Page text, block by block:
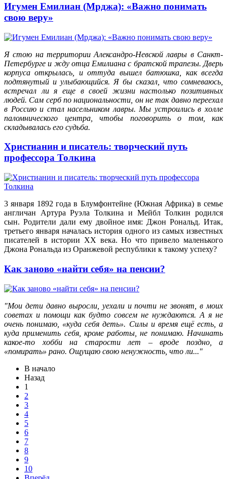
Игумен Емилиан (Мрджа): «Важно понимать
свою веру»
Я стою на территории Александро-Невской лавры в Санкт-
Петербурге и жду отца Емилиана с братской трапезы. Дверь
корпуса открылась, и оттуда вышел батюшка, как всегда
подтянутый и улыбающийся. Я бы сказал, что сомневаюсь,
встречал ли я еще в своей жизни настолько позитивных
людей. Сам серб по национальности, он не так давно переехал
в Россию и стал насельником лавры. Мы устроились в холле
паломнического центра, чтобы поговорить о том, как
складывалась его судьба.
Христианин и писатель: творческий путь
профессора Толкина
3 января 1892 года в Блумфонтейне (Южная Африка) в семье
англичан Артура Руэла Толкина и Мейбл Толкин родился
сын. Родители дали ему двойное имя: Джон Рональд. Итак,
третьего января началась история одного из самых известных
писателей в истории XX века. Но что привело маленького
Джона Рональда из Оранжевой республики к такому успеху?
Как заново «найти себя» на пенсии?
"Мои дети давно выросли, уехали и почти не звонят, в моих
советах и помощи как будто совсем не нуждаются. А я не
очень понимаю, «куда себя деть». Силы и время ещё есть, а
куда применить себя, кроме работы, не понимаю. Начинать
какое-то хобби на старости лет – вроде поздно, а
«помирать» рано. Ощущаю свою ненужность, что ли..."
В начало
Назад
1
2
3
4
5
6
7
8
9
10